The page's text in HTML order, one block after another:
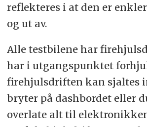
reflekteres i at den er
og ut av.
Alle testbilene har
har i utgangspunktet
firehjulsdriften kan sjaltes
bryter på dashbordet eller
overlate alt til